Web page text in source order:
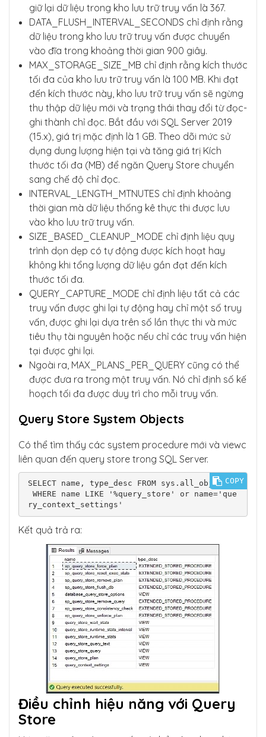
giữ lại dữ liệu trong kho lưu trữ truy vấn là 367.
DATA_FLUSH_INTERVAL_SECONDS chỉ định rằng
dữ liệu trong kho lưu trữ truy vấn được chuyển
vào đĩa trong khoảng thời gian 900 giây.
MAX_STORAGE_SIZE_MB chỉ định rằng kích thước
tối đa của kho lưu trữ truy vấn là 100 MB. Khi đạt
đến kích thước này, kho lưu trữ truy vấn sẽ ngừng
thu thập dữ liệu mới và trạng thái thay đổi từ đọc-
ghi thành chỉ đọc. Bắt đầu với SQL Server 2019
(15.x), giá trị mặc định là 1 GB. Theo dõi mức sử
dụng dung lượng hiện tại và tăng giá trị Kích
thước tối đa (MB) để ngăn Query Store chuyển
sang chế độ chỉ đọc.
INTERVAL_LENGTH_MTNUTES chỉ định khoảng
thời gian mà dữ liệu thống kê thực thi được lưu
vào kho lưu trữ truy vấn.
SIZE_BASED_CLEANUP_MODE chỉ định liệu quy
trình dọn dẹp có tự động được kích hoạt hay
không khi tổng lượng dữ liệu gần đạt đến kích
thước tối đa.
QUERY_CAPTURE_MODE chỉ định liệu tất cả các
truy vấn được ghi lại tự động hay chỉ một số truy
vấn, được ghi lại dựa trên số lần thực thi và mức
tiêu thụ tài nguyên hoặc nếu chỉ các truy vấn hiện
tại được ghi lại.
Ngoài ra, MAX_PLANS_PER_QUERY cũng có thể
được đưa ra trong một truy vấn. Nó chỉ định số kế
hoạch tối đa được duy trì cho mỗi truy vấn.
Query Store System Objects
Có thể tìm thấy các system procedure mới và viewc
liên quan đến query store trong SQL Server.
SELECT name, type_desc FROM sys.all_objects
ry_context_settings'
COPY
Kết quả trả ra:
Điều chỉnh hiệu năng với Query
Store